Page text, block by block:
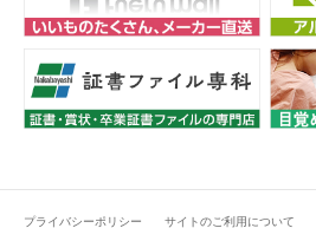
プライバシーポリシー サイトのご利用について